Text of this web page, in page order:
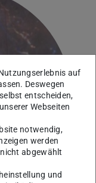
Bild: Katrin Binner
auf
Deswegen
entscheiden,
Webseiten
notwendig,
werden
abgewählt
und